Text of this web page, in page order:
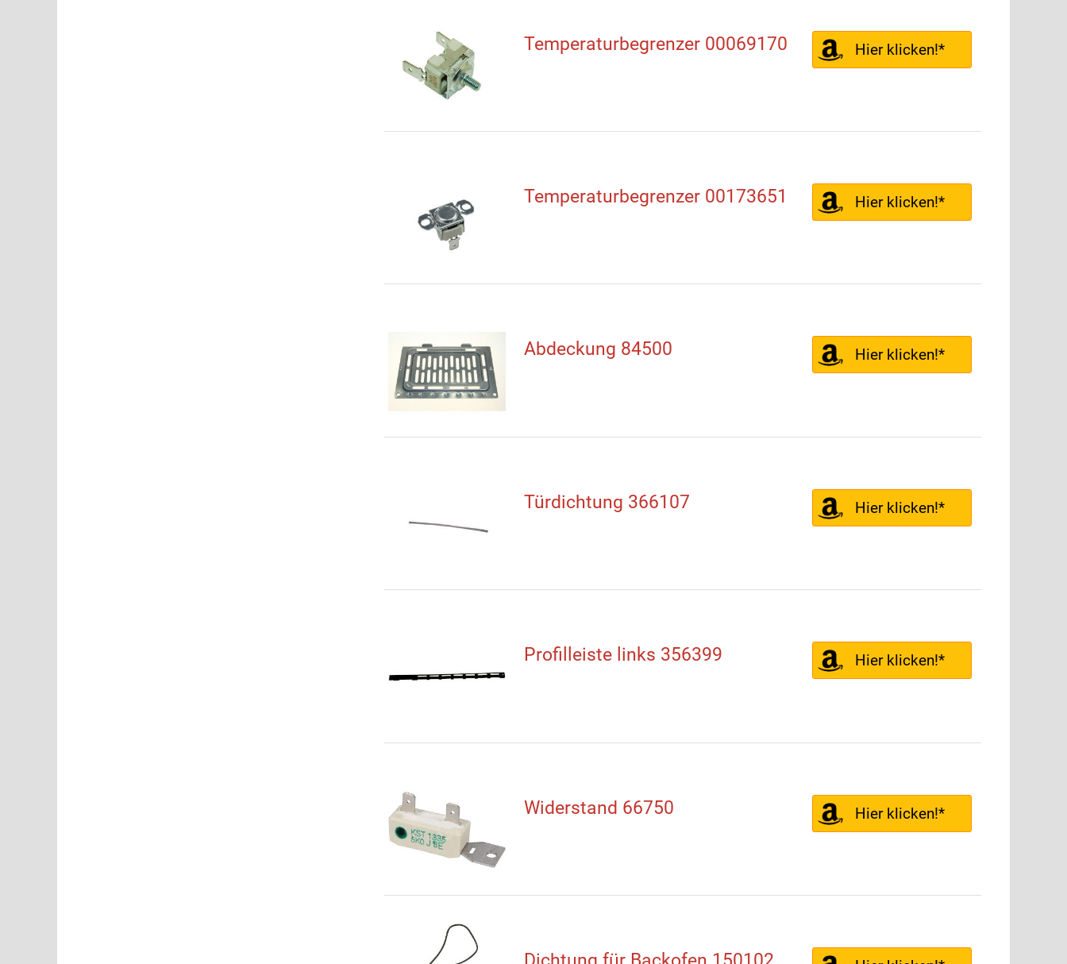
Temperaturbegrenzer 00069170 Hier klicken!*
Temperaturbegrenzer 00173651 Hier klicken!*
Abdeckung 84500 Hier klicken!*
Türdichtung 366107 Hier klicken!*
Profilleiste links 356399 Hier klicken!*
Widerstand 66750 Hier klicken!*